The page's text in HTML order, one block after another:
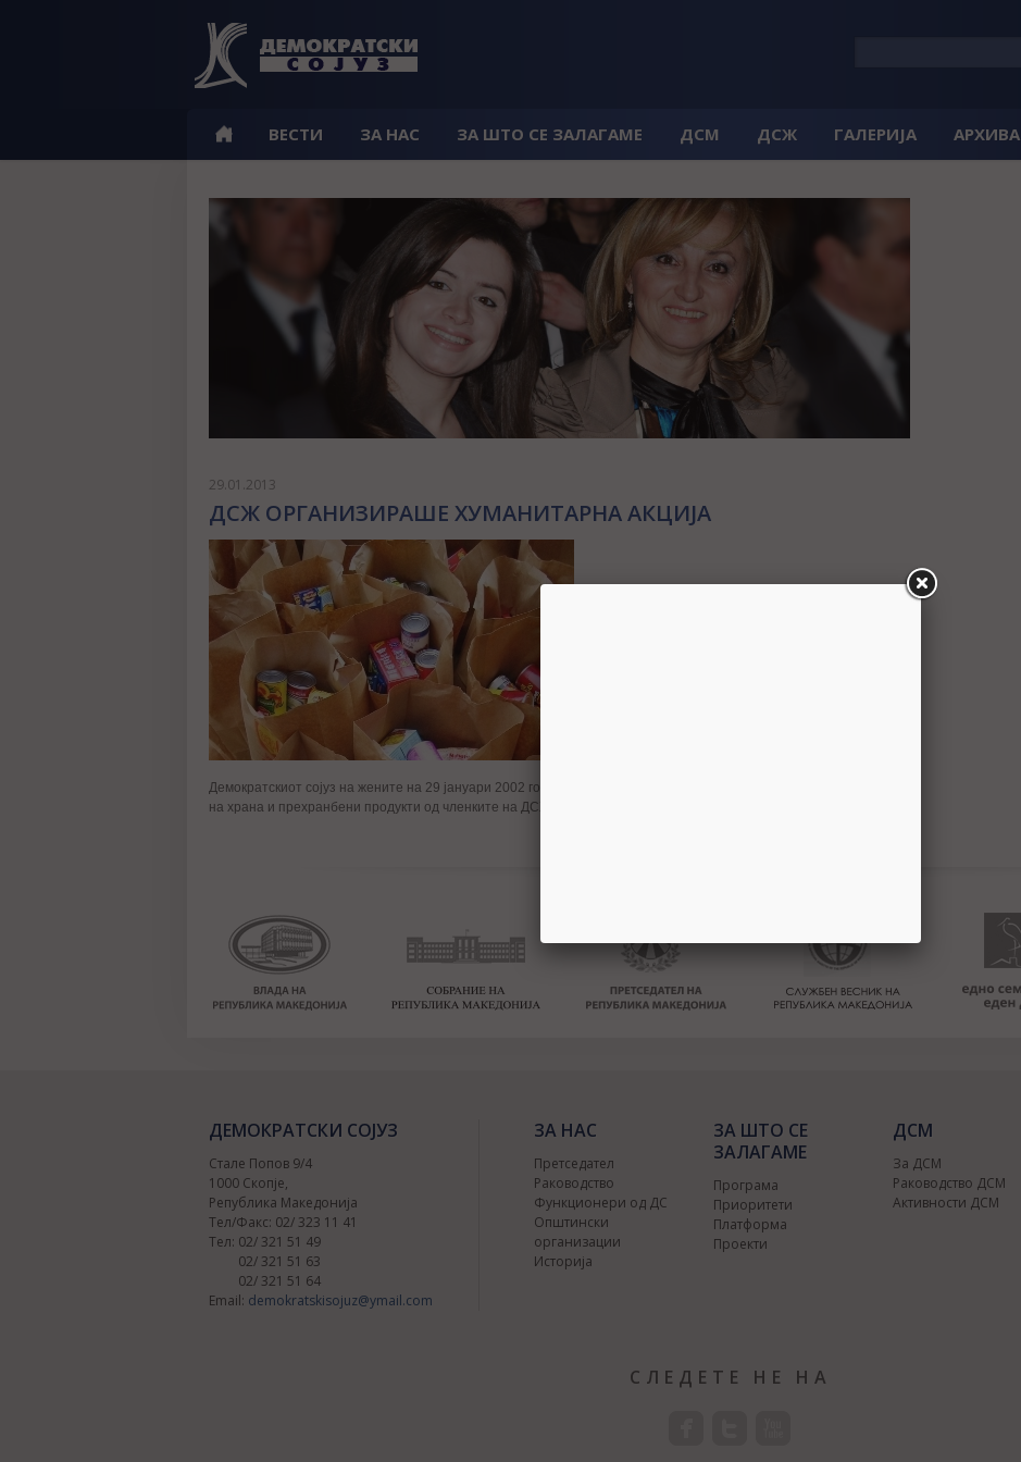
ВЕСТИ ЗА НАС ЗА ШТО СЕ ЗАЛАГАМЕ ДСМ ДСЖ ГАЛЕРИЈА АРХИВА
29.01.2013
ДСЖ ОРГАНИЗИРАШЕ ХУМАНИТАРНА АКЦИЈА
Демократскиот сојуз на жените на 29 јануари 2002 година организаираше хуманитарна акција со цел донација
на храна и прехранбени продукти од членките на ДСЖ.
ДЕМОКРАТСКИ СОЈУЗ
Стале Попов 9/4
1000 Скопје,
Република Македонија
Тел/Факс: 02/ 323 11 41
Тел: 02/ 321 51 49
02/ 321 51 63
02/ 321 51 64
Email: demokratskisojuz@ymail.com
ЗА НАС
Претседател
Раководство
Функционери од ДС
Општински
организации
Историја
ЗА ШТО СЕ
ЗАЛАГАМЕ
Програма
Приоритети
Платформа
Проекти
ДСМ
За ДСМ
Раководство ДСМ
Активности ДСМ
СЛЕДЕТЕ НЕ НА